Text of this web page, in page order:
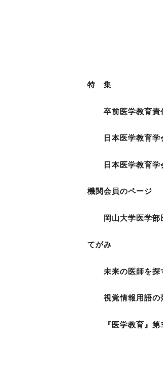
森田
石塚
犬
特 集
卒前医学
日本医学教育
日本医学教育
機関会員のページ
岡山大学
てがみ
未来の医師
視覚情報
『医学教育』第
木